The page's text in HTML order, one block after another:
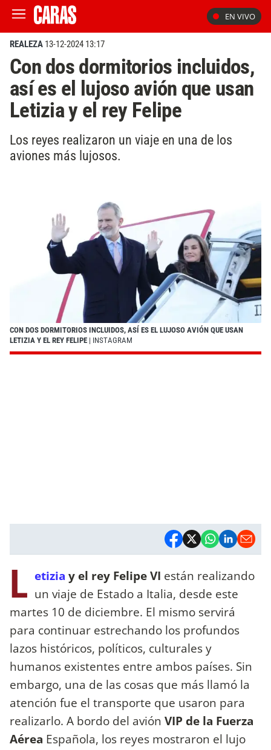
EN VIVO
REALEZA 13-12-2024 13:17
Con dos dormitorios incluidos,
así es el lujoso avión que usan
Letizia y el rey Felipe
Los reyes realizaron un viaje en una de los
aviones más lujosos.
CON DOS DORMITORIOS INCLUIDOS, ASÍ ES EL LUJOSO AVIÓN QUE USAN
LETIZIA Y EL REY FELIPE | INSTAGRAM
L etizia y el rey Felipe VI están realizando
un viaje de Estado a Italia, desde este
martes 10 de diciembre. El mismo servirá
para continuar estrechando los profundos
lazos históricos, políticos, culturales y
humanos existentes entre ambos países. Sin
embargo, una de las cosas que más llamó la
atención fue el transporte que usaron para
realizarlo. A bordo del avión VIP de la Fuerza
Aérea Española, los reyes mostraron el lujo